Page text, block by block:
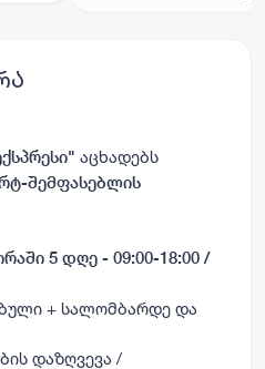
აცხადებს
შემფასებლის
5 დღე - 09:00-18:00 /
+ სალომბარდე და
დაზღვევა /